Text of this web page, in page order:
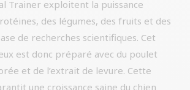
Trainer exploitent la puissance
des légumes, des fruits et des
de recherches scientifiques. Cet
est donc préparé avec du poulet
et de l’extrait de levure. Cette
une croissance saine du chien